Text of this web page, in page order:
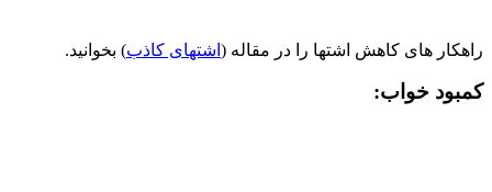
راهکار های کاهش اشتها را در مقاله ( اشتهای کاذب) بخوانید.
کمبود خواب: